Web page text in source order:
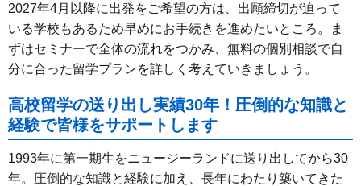
2027年4月以降に出発をご希望の方は、出願締切が迫って
いる学校もあるため早めにお手続きを進めたいところ。ま
ずはセミナーで全体の流れをつかみ、無料の個別相談で自
分に合った留学プランを詳しく考えていきましょう。
高校留学の送り出し実績30年！圧倒的な知識と
経験で皆様をサポートします
1993年に第一期生をニュージーランドに送り出してから30
年。圧倒的な知識と経験に加え、長年にわたり築いてきた